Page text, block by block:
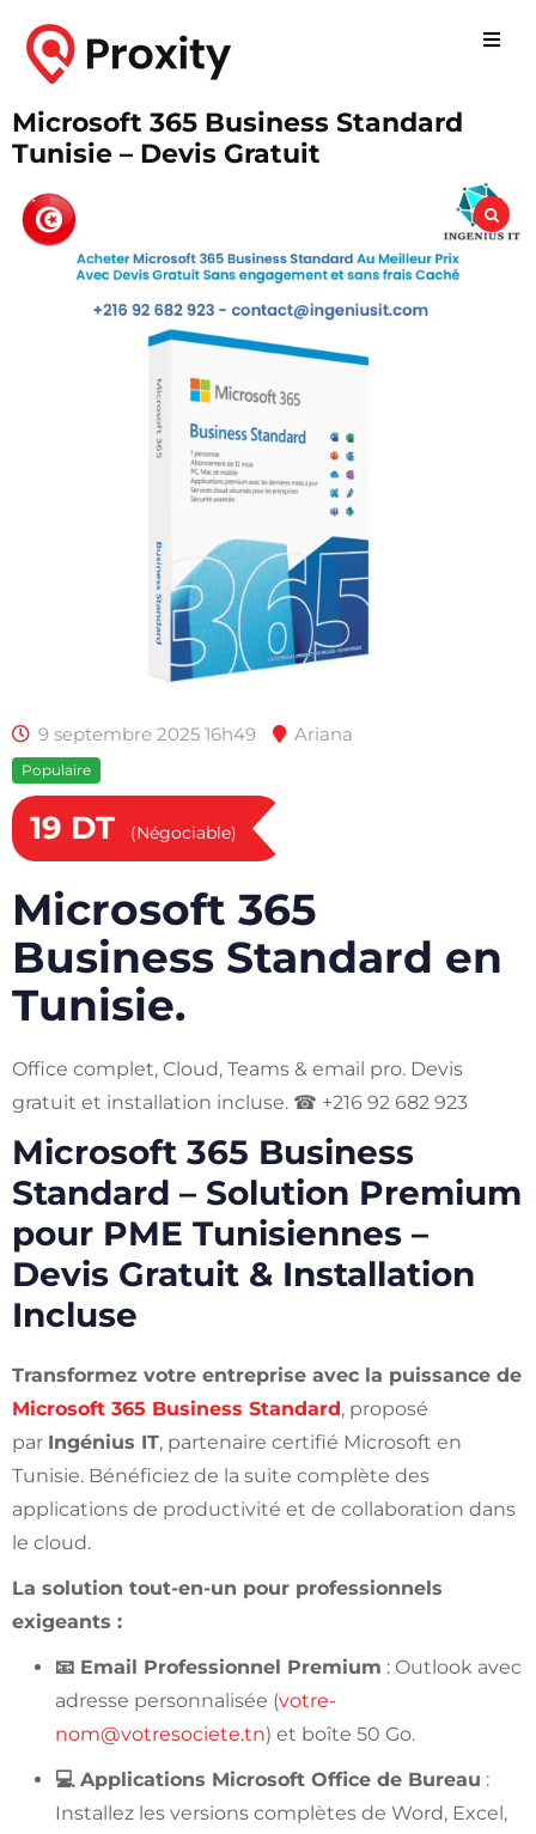
Microsoft 365 Business Standard
Tunisie – Devis Gratuit
9 septembre 2025 16h49 Ariana
Populaire
19 DT (Négociable)
Microsoft 365
Business Standard en
Tunisie.
Office complet, Cloud, Teams & email pro. Devis
gratuit et installation incluse. ☎ +216 92 682 923
Microsoft 365 Business
Standard – Solution Premium
pour PME Tunisiennes –
Devis Gratuit & Installation
Incluse
Transformez votre entreprise avec la puissance de
Microsoft 365 Business Standard, proposé
par Ingénius IT, partenaire certifié Microsoft en
Tunisie. Bénéficiez de la suite complète des
applications de productivité et de collaboration dans
le cloud.
La solution tout-en-un pour professionnels
exigeants :
📧 Email Professionnel Premium : Outlook avec
adresse personnalisée (votre-
nom@votresociete.tn) et boîte 50 Go.
💻 Applications Microsoft Office de Bureau :
Installez les versions complètes de Word, Excel,